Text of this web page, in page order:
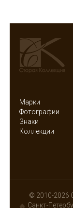
Марки
Фотографии
Знаки
Коллекции
© 2010-2026
Санкт-